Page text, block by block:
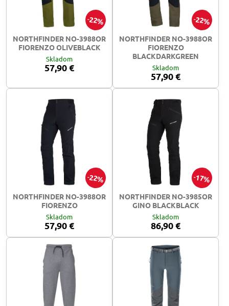
22%
NORTHFINDER NO-3988OR
FIORENZO OLIVEBLACK
Skladom
57,90 €
22%
NORTHFINDER NO-3988OR
FIORENZO
BLACKDARKGREEN
Skladom
57,90 €
22%
NORTHFINDER NO-3988OR
FIORENZO
Skladom
57,90 €
17%
NORTHFINDER NO-3985OR
GINO BLACKBLACK
Skladom
86,90 €